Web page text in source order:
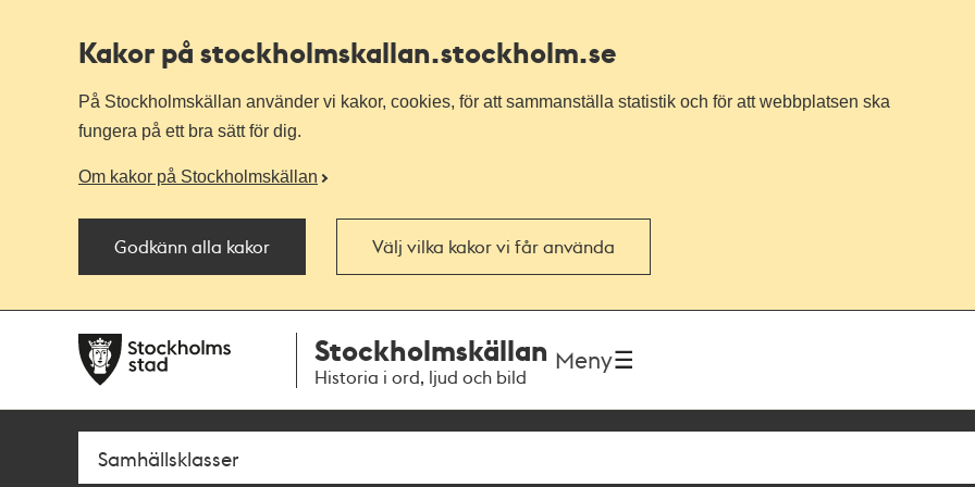
Kakor på stockholmskallan.stockholm.se
På Stockholmskällan använder vi kakor, cookies, för att sammanställa statistik och för att webbplatsen ska
fungera på ett bra sätt för dig.
Om kakor på Stockholmskällan
Godkänn alla kakor Välj vilka kakor vi får använda
navigationen
huvudinnehållet
Stockholmskällan
Historia i ord, ljud och bild
Meny
Sök